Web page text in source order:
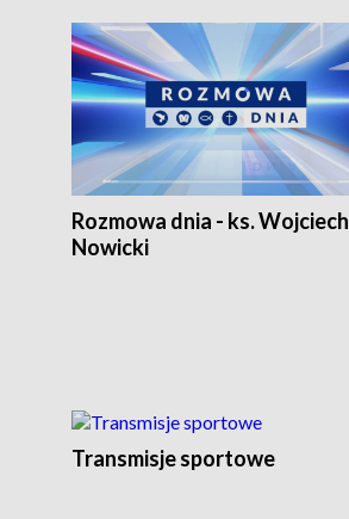
Rozmowa dnia - ks. Wojciech
Nowicki
Transmisje sportowe